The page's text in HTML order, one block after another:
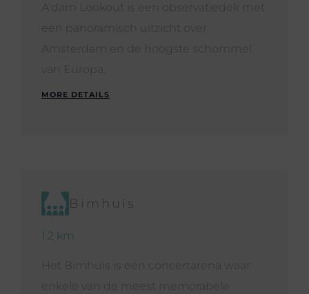
A’dam Lookout is een observatiedek met
een panoramisch uitzicht over
Amsterdam en de hoogste schommel
van Europa.
MORE DETAILS
Bimhuis
1.2 km
Het Bimhuis is een concertarena waar
enkele van de meest memorabele